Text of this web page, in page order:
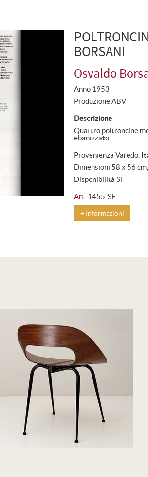
BORSANI
Osvaldo
Anno 1953
Produzione ABV
Descrizione
Quattro poltroncine
ebanizzato.
Provenienza Varedo,
Dimensioni 58 x 56
Disponibilità Sì
Art. 1455-SE
+ Informazioni